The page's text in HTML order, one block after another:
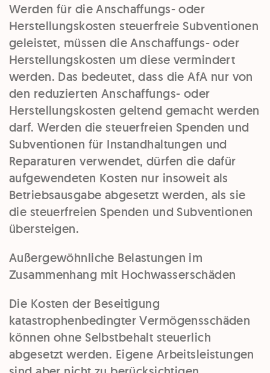
Werden für die Anschaffungs- oder
Herstellungskosten steuerfreie Subventionen
geleistet, müssen die Anschaffungs- oder
Herstellungskosten um diese vermindert
werden. Das bedeutet, dass die AfA nur von
den reduzierten Anschaffungs- oder
Herstellungskosten geltend gemacht werden
darf. Werden die steuerfreien Spenden und
Subventionen für Instandhaltungen und
Reparaturen verwendet, dürfen die dafür
aufgewendeten Kosten nur insoweit als
Betriebsausgabe abgesetzt werden, als sie
die steuerfreien Spenden und Subventionen
übersteigen.
Außergewöhnliche Belastungen im
Zusammenhang mit Hochwasserschäden
Die Kosten der Beseitigung
katastrophenbedingter Vermögensschäden
können ohne Selbstbehalt steuerlich
abgesetzt werden. Eigene Arbeitsleistungen